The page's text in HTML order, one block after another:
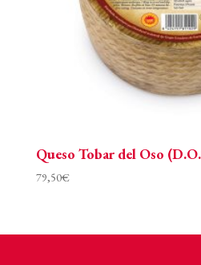
Queso Tobar del Oso
79,50€